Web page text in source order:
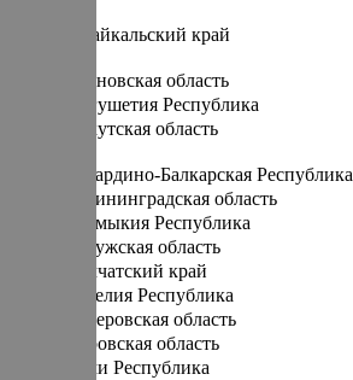
Забайкальский край
Ивановская область
Ингушетия Республика
Иркутская область
Кабардино-Балкарская Республика
Калининградская область
Калмыкия Республика
Калужская область
Камчатский край
Карелия Республика
Кемеровская область
Кировская область
Коми Республика